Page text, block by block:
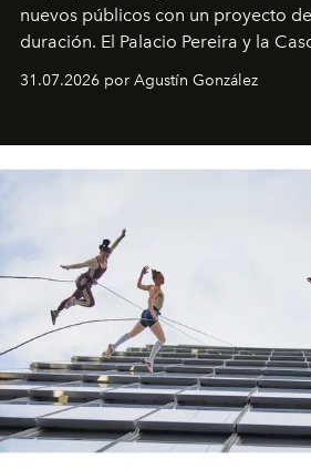
nuevos públicos con un proyecto
duración. El Palacio Pereira y la
miniobras. Sus puestas en escena
31.07.2026 por Agustín González